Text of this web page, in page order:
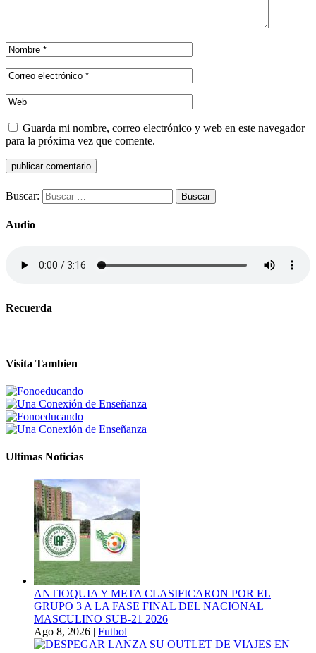
Guarda mi nombre, correo electrónico y web en este navegador
para la próxima vez que comente.
Buscar:
Audio
Recuerda
Visita Tambien
Ultimas Noticias
ANTIOQUIA Y META CLASIFICARON POR EL
GRUPO 3 A LA FASE FINAL DEL NACIONAL
MASCULINO SUB-21 2026
Ago 8, 2026 | Futbol